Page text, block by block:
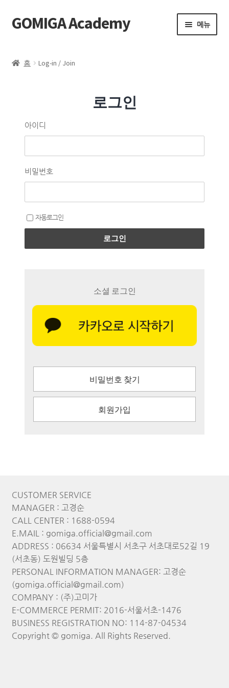
GOMIGA Academy 메뉴
에스테틱
제품 구매
로그인
홈 Log-in / Join
로그인
아이디
비밀번호
자동로그인
로그인
소셜 로그인
비밀번호 찾기
회원가입
CUSTOMER SERVICE
MANAGER : 고경순
CALL CENTER : 1688-0594
E.MAIL : gomiga.official@gmail.com
ADDRESS : 06634 서울특별시 서초구 서초대로52길 19
(서초동) 도원빌딩 5층
PERSONAL INFORMATION MANAGER: 고경순
(gomiga.official@gmail.com)
COMPANY : (주)고미가
E-COMMERCE PERMIT: 2016-서울서초-1476
BUSINESS REGISTRATION NO: 114-87-04534
Copyright © gomiga. All Rights Reserved.